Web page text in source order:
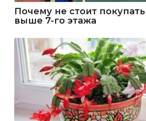
Почему не стоит
выше 7-го этажа